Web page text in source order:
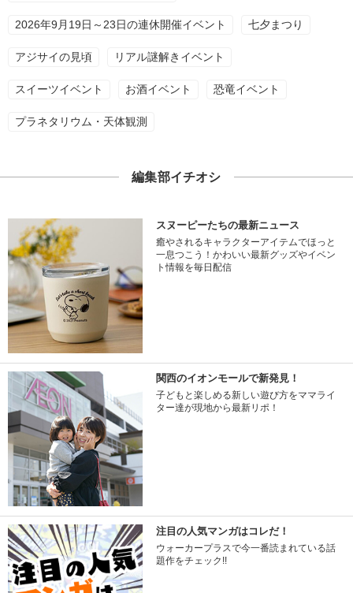
2026年9月19日～23日の連休開催イベント 七夕まつり
アジサイの見頃 リアル謎解きイベント
スイーツイベント お酒イベント 恐竜イベント
プラネタリウム・天体観測
編集部イチオシ
スヌーピーたちの最新ニュース
癒やされるキャラクターアイテムでほっと
一息つこう！かわいい最新グッズやイベン
ト情報を毎日配信
関西のイオンモールで新発見！
子どもと楽しめる新しい遊び方をママライ
ター達が現地から最新リポ！
注目の人気マンガはコレだ！
ウォーカープラスで今一番読まれている話
題作をチェック!!